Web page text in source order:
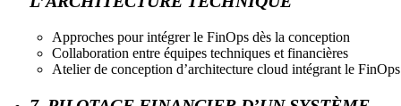
Approches pour intégrer le FinOps dès la conception
Collaboration entre équipes techniques et financières
Atelier de conception d’architecture cloud intégrant le FinOps